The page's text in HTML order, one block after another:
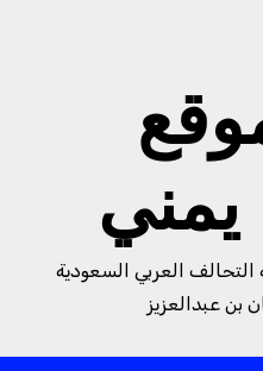
العربي السعودية
بن عبدالعزيز